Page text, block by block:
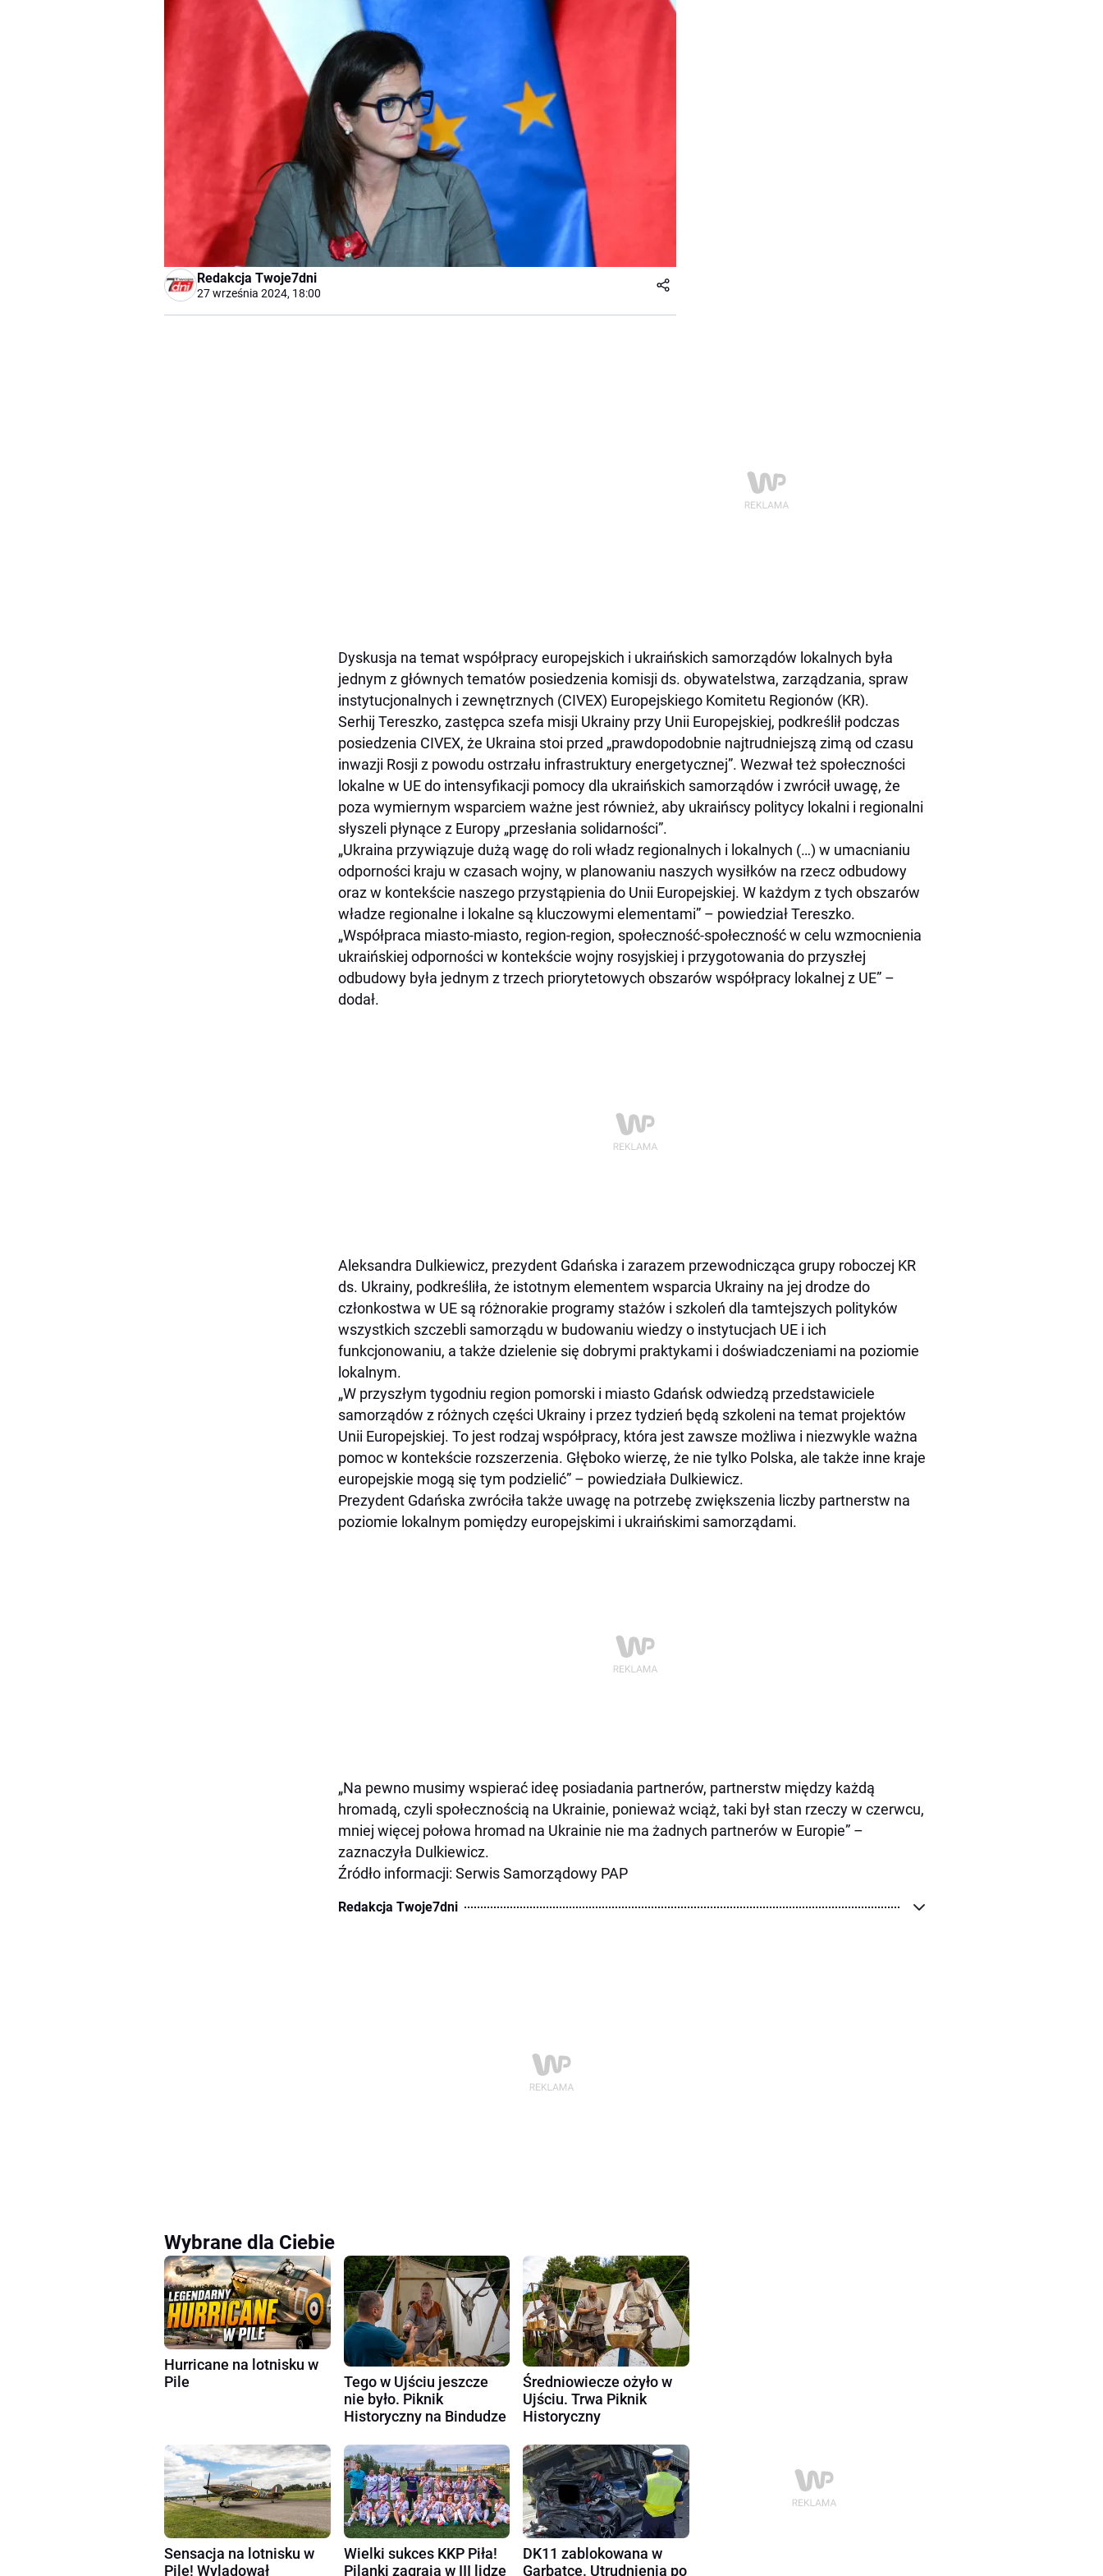
Redakcja Twoje7dni
27 września 2024, 18:00
Dyskusja na temat współpracy europejskich i ukraińskich samorządów lokalnych była
jednym z głównych tematów posiedzenia komisji ds. obywatelstwa, zarządzania, spraw
instytucjonalnych i zewnętrznych (CIVEX) Europejskiego Komitetu Regionów (KR).
Serhij Tereszko, zastępca szefa misji Ukrainy przy Unii Europejskiej, podkreślił podczas
posiedzenia CIVEX, że Ukraina stoi przed „prawdopodobnie najtrudniejszą zimą od czasu
inwazji Rosji z powodu ostrzału infrastruktury energetycznej”. Wezwał też społeczności
lokalne w UE do intensyfikacji pomocy dla ukraińskich samorządów i zwrócił uwagę, że
poza wymiernym wsparciem ważne jest również, aby ukraińscy politycy lokalni i regionalni
słyszeli płynące z Europy „przesłania solidarności”.
„Ukraina przywiązuje dużą wagę do roli władz regionalnych i lokalnych (…) w umacnianiu
odporności kraju w czasach wojny, w planowaniu naszych wysiłków na rzecz odbudowy
oraz w kontekście naszego przystąpienia do Unii Europejskiej. W każdym z tych obszarów
władze regionalne i lokalne są kluczowymi elementami” – powiedział Tereszko.
„Współpraca miasto-miasto, region-region, społeczność-społeczność w celu wzmocnienia
ukraińskiej odporności w kontekście wojny rosyjskiej i przygotowania do przyszłej
odbudowy była jednym z trzech priorytetowych obszarów współpracy lokalnej z UE” –
dodał.
Aleksandra Dulkiewicz, prezydent Gdańska i zarazem przewodnicząca grupy roboczej KR
ds. Ukrainy, podkreśliła, że istotnym elementem wsparcia Ukrainy na jej drodze do
członkostwa w UE są różnorakie programy stażów i szkoleń dla tamtejszych polityków
wszystkich szczebli samorządu w budowaniu wiedzy o instytucjach UE i ich
funkcjonowaniu, a także dzielenie się dobrymi praktykami i doświadczeniami na poziomie
lokalnym.
„W przyszłym tygodniu region pomorski i miasto Gdańsk odwiedzą przedstawiciele
samorządów z różnych części Ukrainy i przez tydzień będą szkoleni na temat projektów
Unii Europejskiej. To jest rodzaj współpracy, która jest zawsze możliwa i niezwykle ważna
pomoc w kontekście rozszerzenia. Głęboko wierzę, że nie tylko Polska, ale także inne kraje
europejskie mogą się tym podzielić” – powiedziała Dulkiewicz.
Prezydent Gdańska zwróciła także uwagę na potrzebę zwiększenia liczby partnerstw na
poziomie lokalnym pomiędzy europejskimi i ukraińskimi samorządami.
„Na pewno musimy wspierać ideę posiadania partnerów, partnerstw między każdą
hromadą, czyli społecznością na Ukrainie, ponieważ wciąż, taki był stan rzeczy w czerwcu,
mniej więcej połowa hromad na Ukrainie nie ma żadnych partnerów w Europie” –
zaznaczyła Dulkiewicz.
Źródło informacji: Serwis Samorządowy PAP
Redakcja Twoje7dni
Wybrane dla Ciebie
Hurricane na lotnisku w
Pile
Tego w Ujściu jeszcze
nie było. Piknik
Historyczny na Bindudze
Średniowiecze ożyło w
Ujściu. Trwa Piknik
Historyczny
Sensacja na lotnisku w
Pile! Wylądował
Wielki sukces KKP Piła!
Pilanki zagrają w III lidze
DK11 zablokowana w
Garbatce. Utrudnienia po